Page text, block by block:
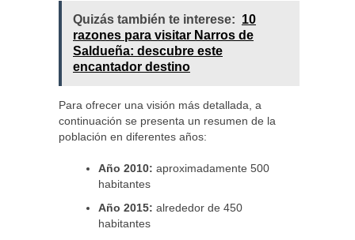
Quizás también te interese: 10
razones para visitar Narros de
Saldueña: descubre este
encantador destino
Para ofrecer una visión más detallada, a
continuación se presenta un resumen de la
población en diferentes años:
Año 2010: aproximadamente 500
habitantes
Año 2015: alrededor de 450
habitantes